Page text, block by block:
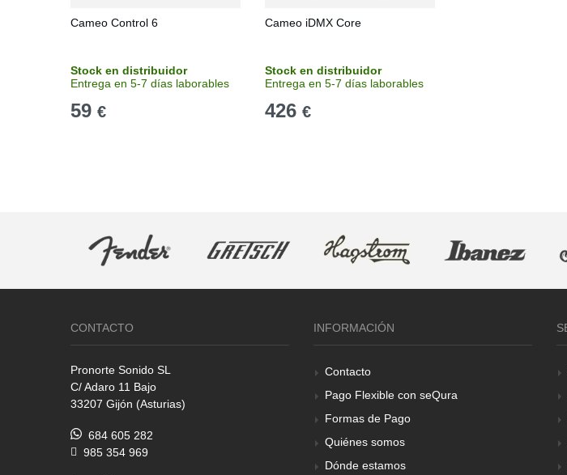
Cameo Control 6
Stock en distribuidor
Entrega en 5-7 días laborables
59 €
Cameo iDMX Core
Stock en distribuidor
Entrega en 5-7 días laborables
426 €
CONTACTO
Pronorte Sonido SL
C/ Adaro 11 Bajo
33207 Gijón (Asturias)
684 605 282
985 354 969
INFORMACIÓN
Contacto
Pago Flexible con seQura
Formas de Pago
Quiénes somos
Dónde estamos